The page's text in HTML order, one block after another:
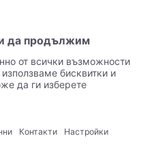
Лични данни
достъпност